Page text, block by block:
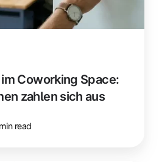
Coworking Space:
zahlen sich aus
read